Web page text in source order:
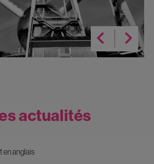
actualités
en anglais